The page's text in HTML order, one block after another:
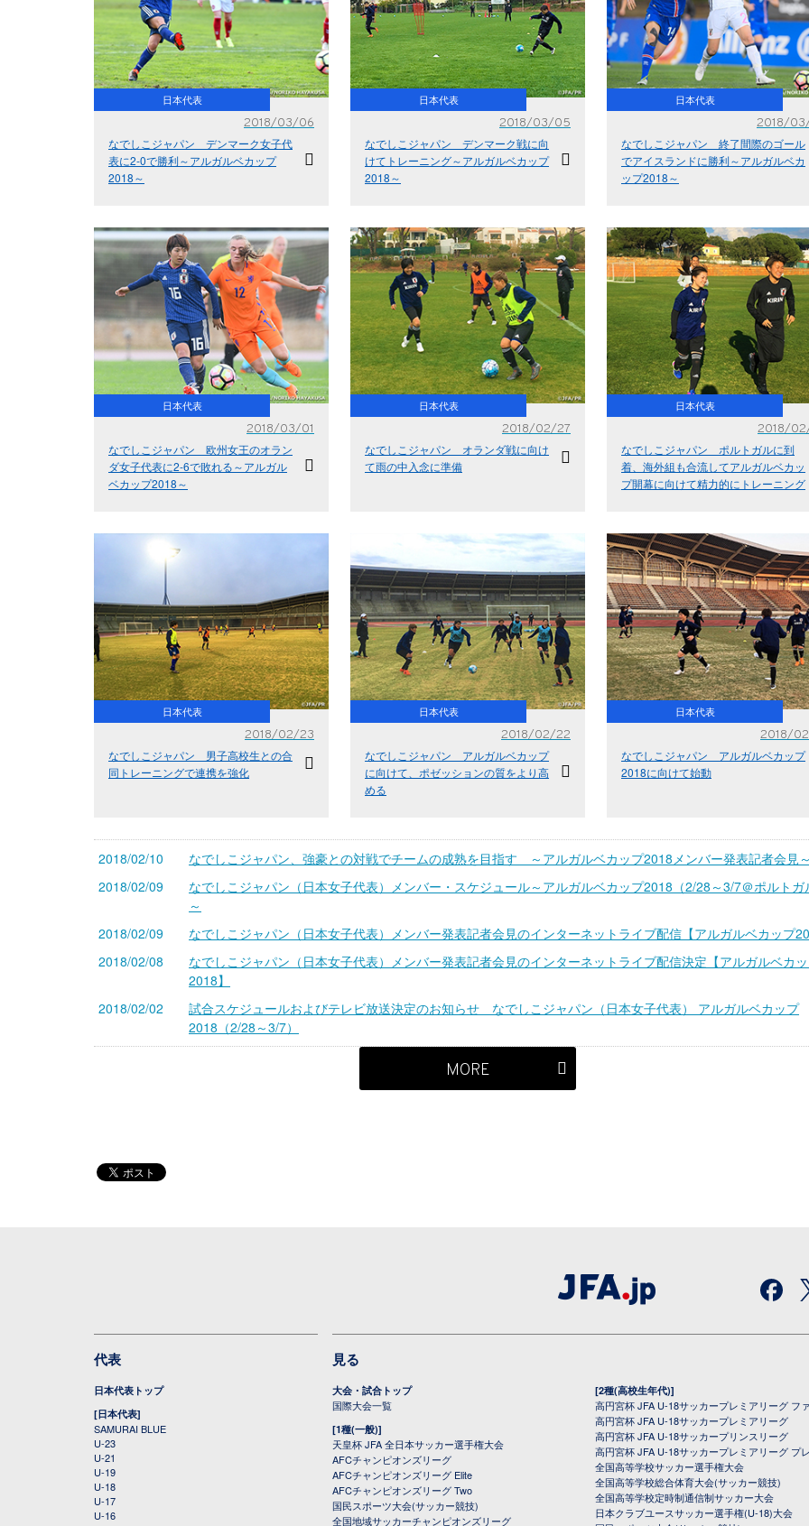
日本代表
2018/03/06
なでしこジャパン デンマーク女子代
表に2-0で勝利～アルガルベカップ
2018～
日本代表
2018/03/05
なでしこジャパン デンマーク戦に向
けてトレーニング～アルガルベカップ
2018～
日本代表
2018/
なでしこジャパン 終了間際のゴール
でアイスランドに勝利～アルガルベカ
ップ2018～
日本代表
2018/03/01
なでしこジャパン 欧州女王のオラン
ダ女子代表に2-6で敗れる～アルガル
ベカップ2018～
日本代表
2018/02/27
なでしこジャパン オランダ戦に向け
て雨の中入念に準備
日本代表
2018/
なでしこジャパン ポルトガルに到
着、海外組も合流してアルガルベカッ
プ開幕に向けて精力的にトレーニング
日本代表
2018/02/23
なでしこジャパン 男子高校生との合
同トレーニングで連携を強化
日本代表
2018/02/22
なでしこジャパン アルガルベカップ
に向けて、ポゼッションの質をより高
める
日本代表
2018/
なでしこジャパン アルガルベカップ
2018に向けて始動
2018/02/10
なでしこジャパン、強豪との対戦でチームの成熟を目指す ～アルガルベカップ2018メンバー発表記者会見
2018/02/09
なでしこジャパン（日本女子代表）メンバー・スケジュール～アルガルベカップ2018（2/28～3/7＠ポルトガ
～
2018/02/09
なでしこジャパン（日本女子代表）メンバー発表記者会見のインターネットライブ配信【アルガルベカップ
2018/02/08
なでしこジャパン（日本女子代表）メンバー発表記者会見のインターネットライブ配信決定【アルガルベカ
2018】
2018/02/02
試合スケジュールおよびテレビ放送決定のお知らせ なでしこジャパン（日本女子代表） アルガルベカップ
2018（2/28～3/7）
MORE
代表
日本代表トップ
[日本代表]
SAMURAI BLUE
U-23
U-21
U-19
U-18
U-17
U-16
見る
大会・試合トップ
国際大会一覧
[1種(一般)]
天皇杯 JFA 全日本サッカー選手権大会
AFCチャンピオンズリーグ
AFCチャンピオンズリーグ Elite
AFCチャンピオンズリーグ Two
国民スポーツ大会(サッカー競技)
全国地域サッカーチャンピオンズリーグ
[2種(高校生年代)]
高円宮杯 JFA U-18サッカープレミアリーグ フ
高円宮杯 JFA U-18サッカープレミアリーグ
高円宮杯 JFA U-18サッカープリンスリーグ
高円宮杯 JFA U-18サッカープレミアリーグ プ
全国高等学校サッカー選手権大会
全国高等学校総合体育大会(サッカー競技)
全国高等学校定時制通信制サッカー大会
日本クラブユースサッカー選手権(U-18)大会